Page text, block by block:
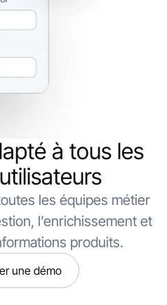
à tous les
les équipes métier
l’enrichissement et
produits.
une démo